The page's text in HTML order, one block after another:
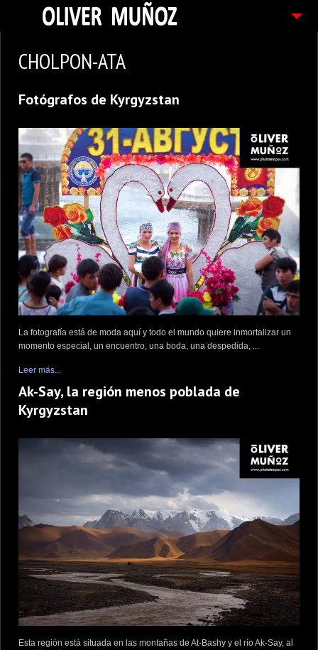
FOTOGRAFIAS
CONTACTO
CHOLPON-ATA
Fotógrafos de Kyrgyzstan
La fotografía está de moda aquí y todo el mundo quiere inmortalizar un
momento especial, un encuentro, una boda, una despedida, ...
Leer más...
Ak-Say, la región menos poblada de
Kyrgyzstan
Esta región está situada en las montañas de At-Bashy y el río Ak-Say, al